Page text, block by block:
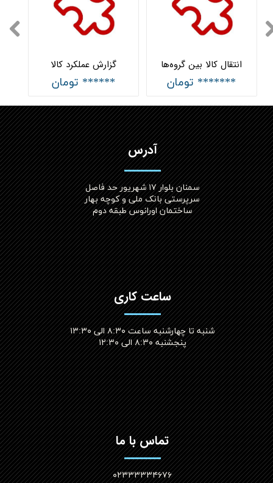
گزارش عملکرد کالا
****** تومان
انتقال کالا بین گروه‌ها
******* تومان
آدرس
سمنان بلوار ۱۷ شهریور حد فاصل
سرپرستی بانک ملی و کوچه بهار
ساختمان اورانوس طبقه دوم
ساعت کاری
شنبه تا چهارشنبه ساعت ۸:۳۰ الی ۱۳:۳۰
پنجشنبه ۸:۳۰ الی ۱۲:۳۰​​​​​​​
تماس با ما
۰۲۳۳۳۳۳۴۶۷۶